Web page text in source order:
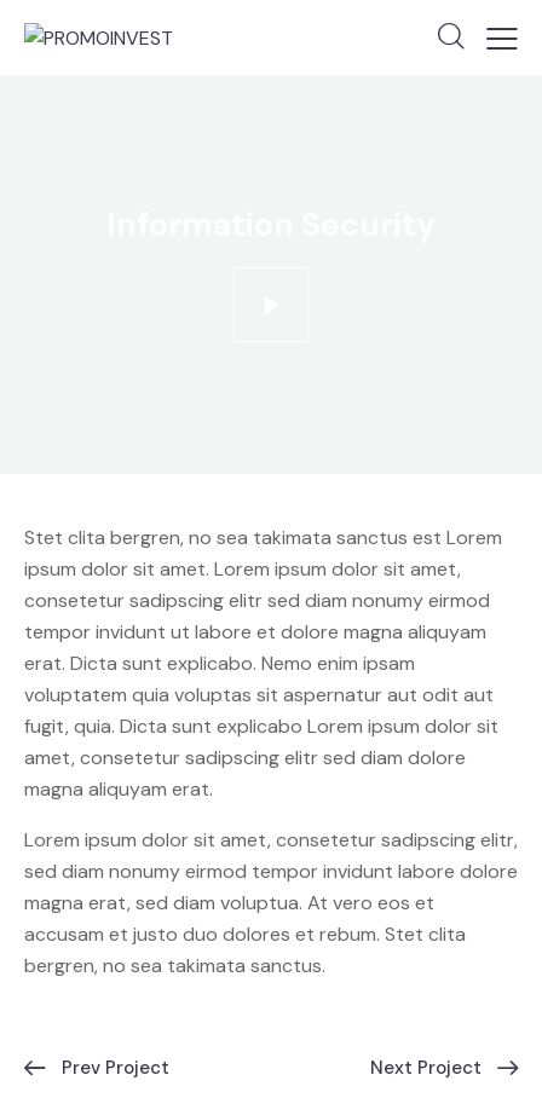
Stet clita bergren, no sea takimata sanctus est Lorem
ipsum dolor sit amet. Lorem ipsum dolor sit amet,
consetetur sadipscing elitr sed diam nonumy eirmod
tempor invidunt ut labore et dolore magna aliquyam
erat. Dicta sunt explicabo. Nemo enim ipsam
voluptatem quia voluptas sit aspernatur aut odit aut
fugit, quia. Dicta sunt explicabo Lorem ipsum dolor sit
amet, consetetur sadipscing elitr sed diam dolore
magna aliquyam erat.
Lorem ipsum dolor sit amet, consetetur sadipscing elitr,
sed diam nonumy eirmod tempor invidunt labore dolore
magna erat, sed diam voluptua. At vero eos et
accusam et justo duo dolores et rebum. Stet clita
bergren, no sea takimata sanctus.
Prev Project Next Project